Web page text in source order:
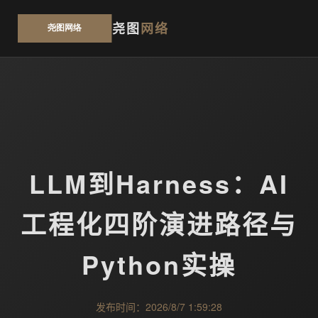
尧图网络
LLM到Harness：AI
工程化四阶演进路径与
Python实操
发布时间：2026/8/7 1:59:28